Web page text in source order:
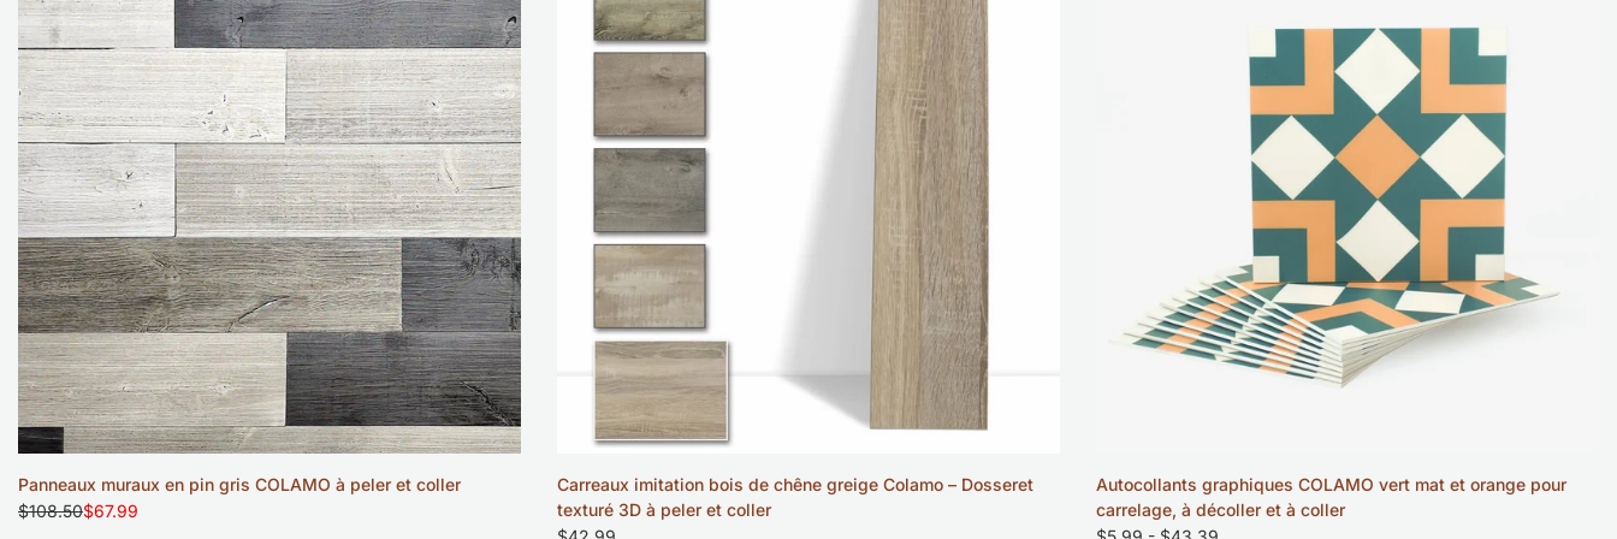
la
liste
de
souhaits
10
Panneaux muraux en pin gris COLAMO à peler et coller
Prix
$108.50Prix
$67.99
liste
souhaits
Carreaux imitation bois de chêne greige Colamo – Dosseret
texturé 3D à peler et coller
Autocollants graphiques COLAMO vert mat et orange pour
carrelage, à décoller et à coller